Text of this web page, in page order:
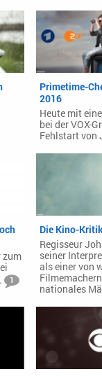
Primetime-
2016
Heute mit
bei der VOX-
Fehlstart von
zum
1
Die Kino-
Regisseur
seiner
als einer von
nationales